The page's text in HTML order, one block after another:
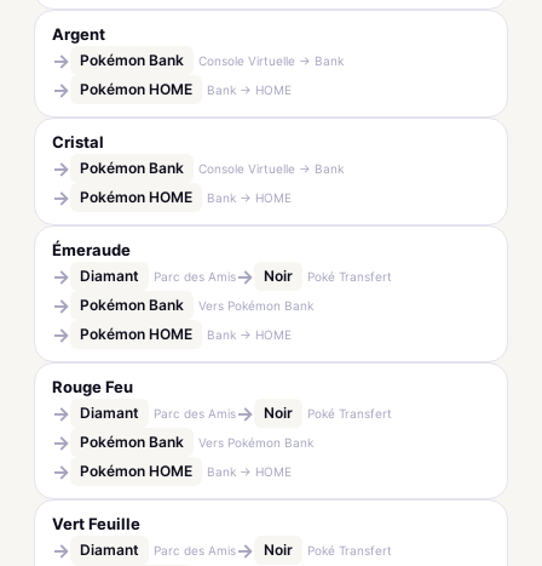
Argent
→ Pokémon Bank Console Virtuelle → Bank
→ Pokémon HOME Bank → HOME
Cristal
→ Pokémon Bank Console Virtuelle → Bank
→ Pokémon HOME Bank → HOME
Émeraude
→ Diamant Parc des Amis→ Noir Poké Transfert
→ Pokémon Bank Vers Pokémon Bank
→ Pokémon HOME Bank → HOME
Rouge Feu
→ Diamant Parc des Amis→ Noir Poké Transfert
→ Pokémon Bank Vers Pokémon Bank
→ Pokémon HOME Bank → HOME
Vert Feuille
→ Diamant Parc des Amis→ Noir Poké Transfert